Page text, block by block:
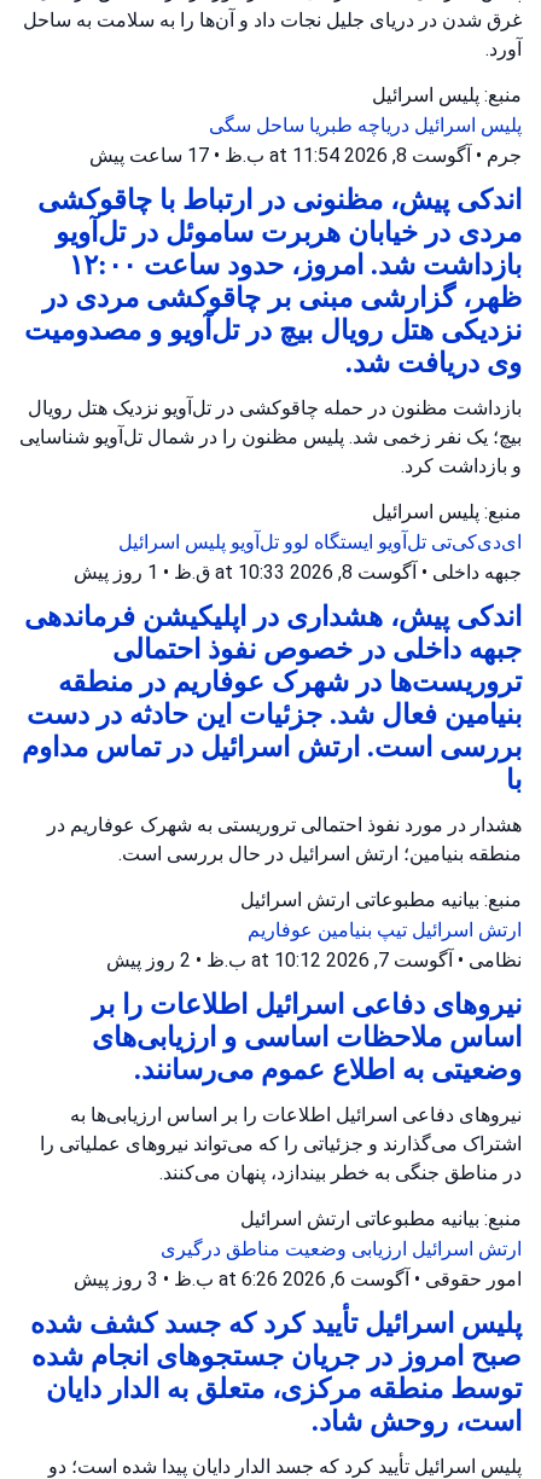
غرق شدن در دریای جلیل نجات داد و آن‌ها را به سلامت به ساحل
آورد.
منبع: پلیس اسرائیل
پلیس اسرائیل دریاچه طبریا ساحل سگی
جرم • آگوست 8, 2026 at 11:54 ب.ظ • 17 ساعت پیش
اندکی پیش، مظنونی در ارتباط با چاقوکشی
مردی در خیابان هربرت ساموئل در تل‌آویو
بازداشت شد. امروز، حدود ساعت ۱۲:۰۰
ظهر، گزارشی مبنی بر چاقوکشی مردی در
نزدیکی هتل رویال بیچ در تل‌آویو و مصدومیت
وی دریافت شد.
بازداشت مظنون در حمله چاقوکشی در تل‌آویو نزدیک هتل رویال
بیچ؛ یک نفر زخمی شد. پلیس مظنون را در شمال تل‌آویو شناسایی
و بازداشت کرد.
منبع: پلیس اسرائیل
ای‌دی‌کی‌تی تل‌آویو ایستگاه لوو تل‌آویو پلیس اسرائیل
جبهه داخلی • آگوست 8, 2026 at 10:33 ق.ظ • 1 روز پیش
اندکی پیش، هشداری در اپلیکیشن فرماندهی
جبهه داخلی در خصوص نفوذ احتمالی
تروریست‌ها در شهرک عوفاریم در منطقه
بنیامین فعال شد. جزئیات این حادثه در دست
بررسی است. ارتش اسرائیل در تماس مداوم
با
هشدار در مورد نفوذ احتمالی تروریستی به شهرک عوفاریم در
منطقه بنیامین؛ ارتش اسرائیل در حال بررسی است.
منبع: بیانیه مطبوعاتی ارتش اسرائیل
ارتش اسرائیل تیپ بنیامین عوفاریم
نظامی • آگوست 7, 2026 at 10:12 ب.ظ • 2 روز پیش
نیروهای دفاعی اسرائیل اطلاعات را بر
اساس ملاحظات اساسی و ارزیابی‌های
وضعیتی به اطلاع عموم می‌رسانند.
نیروهای دفاعی اسرائیل اطلاعات را بر اساس ارزیابی‌ها به
اشتراک می‌گذارند و جزئیاتی را که می‌تواند نیروهای عملیاتی را
در مناطق جنگی به خطر بیندازد، پنهان می‌کنند.
منبع: بیانیه مطبوعاتی ارتش اسرائیل
ارتش اسرائیل ارزیابی وضعیت مناطق درگیری
امور حقوقی • آگوست 6, 2026 at 6:26 ب.ظ • 3 روز پیش
پلیس اسرائیل تأیید کرد که جسد کشف شده
صبح امروز در جریان جستجوهای انجام شده
توسط منطقه مرکزی، متعلق به الدار دایان
است، روحش شاد.
پلیس اسرائیل تأیید کرد که جسد الدار دایان پیدا شده است؛ دو